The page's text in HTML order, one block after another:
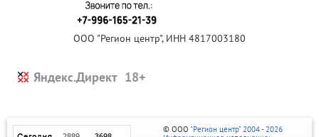
ООО "Регион центр", ИНН 4817003180
Яндекс.Директ
© ООО "Регион центр" 2004 - 2026